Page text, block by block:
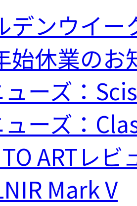
デンウイー
始休業のお
ューズ：
ューズ：
TO ARTレ
Mark V